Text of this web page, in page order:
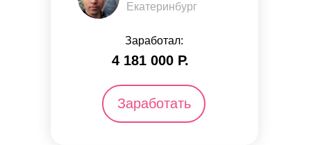
Екатеринбург
Заработал:
4 181 000 Р.
Заработать